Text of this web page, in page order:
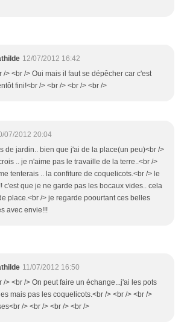
12/07/2012 16:42
/> <br /> Oui mais il faut se dépêcher car c'est
fini!<br /> <br /> <br /> <br />
07/2012 20:04
de jardin.. bien que j'ai de la place(un peu)<br />
.. je n'aime pas le travaille de la terre..<br />
tenterais .. la confiture de coquelicots.<br /> le
c'est que je ne garde pas les bocaux vides.. cela
place.<br /> je regarde poourtant ces belles
avec envie!!!
11/07/2012 16:50
/> <br /> On peut faire un échange...j'ai les pots
mais pas les coquelicots.<br /> <br /> <br />
/> <br /> <br /> <br />